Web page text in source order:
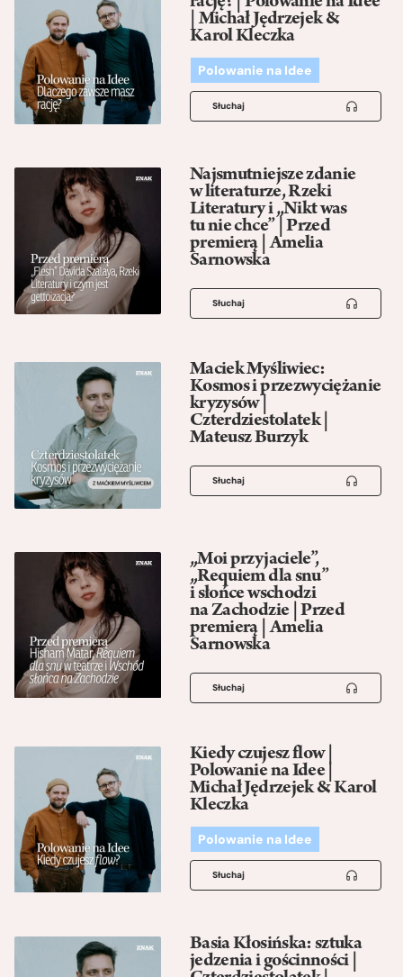
| Michał Jędrzejek &
Karol Kleczka
Polowanie na Idee
Słuchaj
Najsmutniejsze zdanie
w literaturze, Rzeki
Literatury i „Nikt was
tu nie chce” | Przed
premierą | Amelia
Sarnowska
Słuchaj
Maciek Myśliwiec:
Kosmos i przezwyciężanie
kryzysów |
Czterdziestolatek |
Mateusz Burzyk
Słuchaj
„Moi przyjaciele”,
„Requiem dla snu”
i słońce wschodzi
na Zachodzie | Przed
premierą | Amelia
Sarnowska
Słuchaj
Kiedy czujesz flow |
Polowanie na Idee |
Michał Jędrzejek & Karol
Kleczka
Polowanie na Idee
Słuchaj
Basia Kłosińska: sztuka
jedzenia i gościnności |